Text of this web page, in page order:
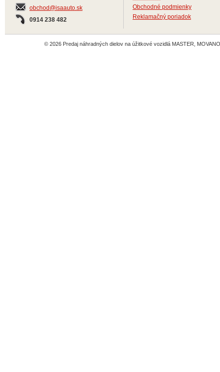
obchod@isaauto.sk
0914 238 482
Obchodné podmienky
Reklamačný poriadok
© 2026 Predaj náhradných dielov na úžitkové vozidlá MASTER,